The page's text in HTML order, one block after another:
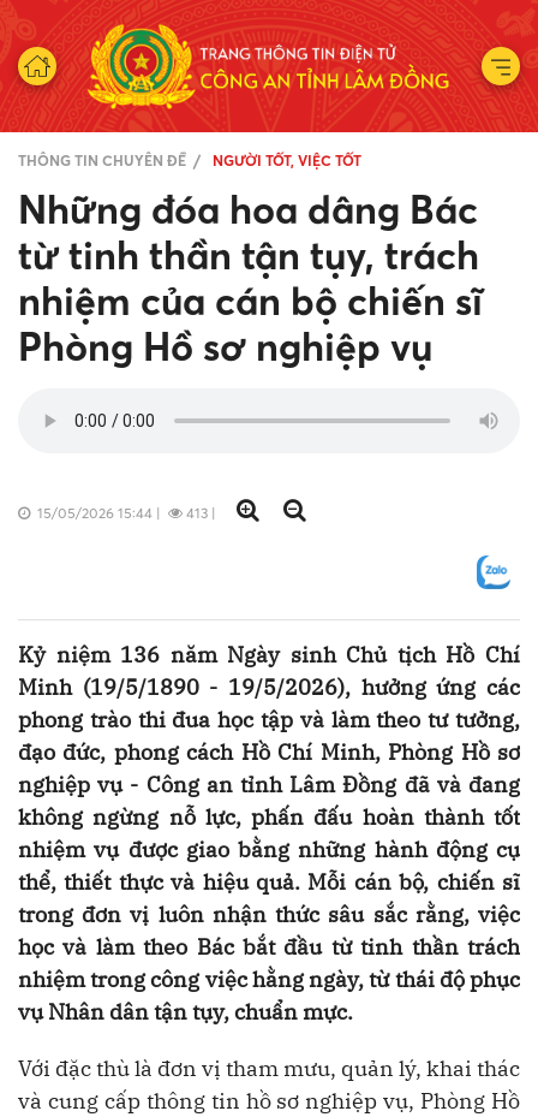
THÔNG TIN CHUYÊN ĐỀ NGƯỜI TỐT, VIỆC TỐT
Những đóa hoa dâng Bác
từ tinh thần tận tụy, trách
nhiệm của cán bộ chiến sĩ
Phòng Hồ sơ nghiệp vụ
15/05/2026 15:44 | 413 |
Kỷ niệm 136 năm Ngày sinh Chủ tịch Hồ Chí
Minh (19/5/1890 - 19/5/2026), hưởng ứng các
phong trào thi đua học tập và làm theo tư tưởng,
đạo đức, phong cách Hồ Chí Minh, Phòng Hồ sơ
nghiệp vụ - Công an tỉnh Lâm Đồng đã và đang
không ngừng nỗ lực, phấn đấu hoàn thành tốt
nhiệm vụ được giao bằng những hành động cụ
thể, thiết thực và hiệu quả. Mỗi cán bộ, chiến sĩ
trong đơn vị luôn nhận thức sâu sắc rằng, việc
học và làm theo Bác bắt đầu từ tinh thần trách
nhiệm trong công việc hằng ngày, từ thái độ phục
vụ Nhân dân tận tụy, chuẩn mực.
Với đặc thù là đơn vị tham mưu, quản lý, khai thác
và cung cấp thông tin hồ sơ nghiệp vụ, Phòng Hồ